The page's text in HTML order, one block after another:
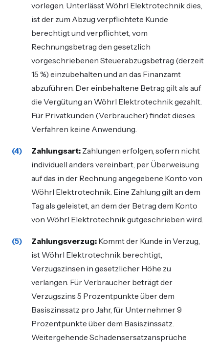
vorlegen. Unterlässt Wöhrl Elektrotechnik dies,
ist der zum Abzug verpflichtete Kunde
berechtigt und verpflichtet, vom
Rechnungsbetrag den gesetzlich
vorgeschriebenen Steuerabzugsbetrag (derzeit
15 %) einzubehalten und an das Finanzamt
abzuführen. Der einbehaltene Betrag gilt als auf
die Vergütung an Wöhrl Elektrotechnik gezahlt.
Für Privatkunden (Verbraucher) findet dieses
Verfahren keine Anwendung.
Zahlungsart: Zahlungen erfolgen, sofern nicht
individuell anders vereinbart, per Überweisung
auf das in der Rechnung angegebene Konto von
Wöhrl Elektrotechnik. Eine Zahlung gilt an dem
Tag als geleistet, an dem der Betrag dem Konto
von Wöhrl Elektrotechnik gutgeschrieben wird.
Zahlungsverzug: Kommt der Kunde in Verzug,
ist Wöhrl Elektrotechnik berechtigt,
Verzugszinsen in gesetzlicher Höhe zu
verlangen. Für Verbraucher beträgt der
Verzugszins 5 Prozentpunkte über dem
Basiszinssatz pro Jahr, für Unternehmer 9
Prozentpunkte über dem Basiszinssatz.
Weitergehende Schadensersatzansprüche